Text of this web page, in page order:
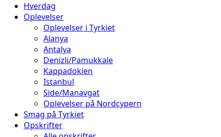
Hverdag
Oplevelser
Oplevelser i Tyrkiet
Alanya
Antalya
Denizli/Pamukkale
Kappadokien
Istanbul
Side/Manavgat
Oplevelser på Nordcypern
Smag på Tyrkiet
Opskrifter